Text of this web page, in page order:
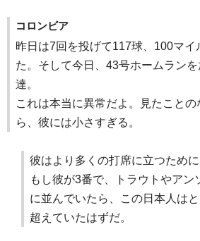
コロンビア
昨日は7回を投げて117球、100マ
た。そして今日、43号ホームラン
達。
これは本当に異常だよ。見たこと
ら、彼には小さすぎる。
彼はより多くの打席に立つため
もし彼が3番で、トラウトやアン
に並んでいたら、この日本人は
超えていたはずだ。